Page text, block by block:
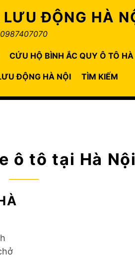
LƯU ĐỘNG HÀ
0987407070
CỨU HỘ BÌNH ẮC QUY Ô TÔ HÀ
ĐỘNG HÀ NỘI TÌM KIẾM
ô tô tại Hà